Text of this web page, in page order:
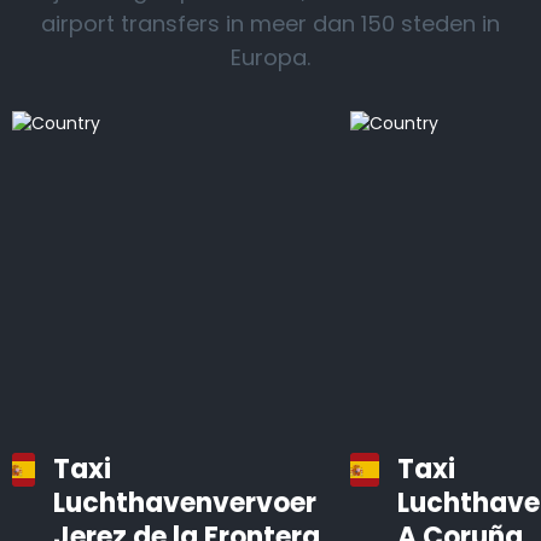
Lees meer
airport transfers in meer dan 150 steden in
Europa.
Taxi
Luchthavenvervoer
Taxi